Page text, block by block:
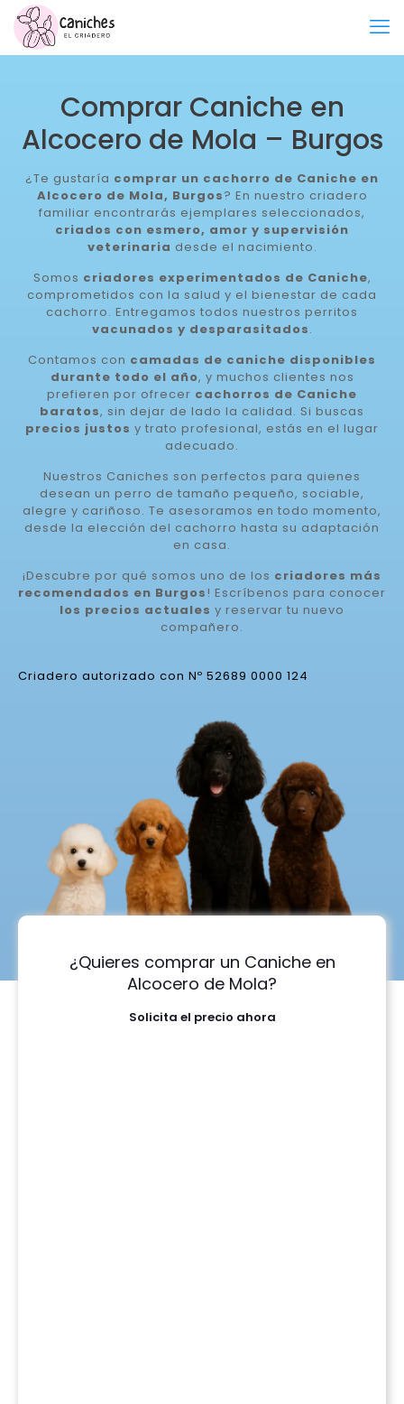
Comprar Caniche en
Alcocero de Mola – Burgos
¿Te gustaría comprar un cachorro de Caniche en
Alcocero de Mola, Burgos? En nuestro criadero
familiar encontrarás ejemplares seleccionados,
criados con esmero, amor y supervisión
veterinaria desde el nacimiento.
Somos criadores experimentados de Caniche,
comprometidos con la salud y el bienestar de cada
cachorro. Entregamos todos nuestros perritos
vacunados y desparasitados.
Contamos con camadas de caniche disponibles
durante todo el año, y muchos clientes nos
prefieren por ofrecer cachorros de Caniche
baratos, sin dejar de lado la calidad. Si buscas
precios justos y trato profesional, estás en el lugar
adecuado.
Nuestros Caniches son perfectos para quienes
desean un perro de tamaño pequeño, sociable,
alegre y cariñoso. Te asesoramos en todo momento,
desde la elección del cachorro hasta su adaptación
en casa.
¡Descubre por qué somos uno de los criadores más
recomendados en Burgos! Escríbenos para conocer
los precios actuales y reservar tu nuevo
compañero.
Criadero autorizado con Nº 52689 0000 124
¿Quieres comprar un Caniche en
Alcocero de Mola?
Solicita el precio ahora